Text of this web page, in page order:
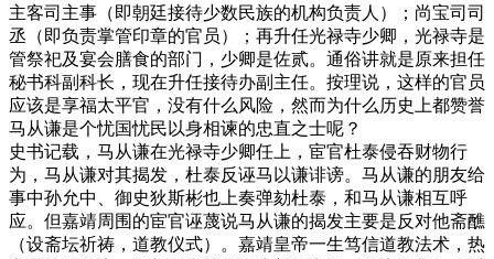
主客司主事（即朝廷接待少数民族的机构负责人）；尚宝司司
丞（即负责掌管印章的官员）；再升任光禄寺少卿，光禄寺是
管祭祀及宴会膳食的部门，少卿是佐贰。通俗讲就是原来担任
秘书科副科长，现在升任接待办副主任。按理说，这样的官员
应该是享福太平官，没有什么风险，然而为什么历史上都赞誉
马从谦是个忧国忧民以身相谏的忠直之士呢？
史书记载，马从谦在光禄寺少卿任上，宦官杜泰侵吞财物行
为，马从谦对其揭发，杜泰反诬马以谦诽谤。马从谦的朋友给
事中孙允中、御史狄斯彬也上奏弹劾杜泰，和马从谦相互呼
应。但嘉靖周围的宦官诬蔑说马从谦的揭发主要是反对他斋醮
（设斋坛祈祷，道教仪式）。嘉靖皇帝一生笃信道教法术，热